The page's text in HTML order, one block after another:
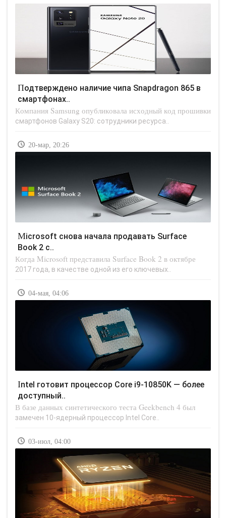
Подтверждено наличие чипа Snapdragon 865 в
смартфонах..
Компания Samsung опубликовала исходный код прошивки
смартфонов Galaxy S20: сотрудники ресурса..
20-мар, 20:26
Microsoft снова начала продавать Surface
Book 2 с..
Когда Microsoft представила Surface Book 2 в октябре
2017 года, в качестве одной из его ключевых..
04-мая, 04:06
Intel готовит процессор Core i9-10850K — более
доступный..
В базе данных синтетического теста Geekbench 4 был
замечен 10-ядерный процессор Intel Core..
03-июл, 04:00